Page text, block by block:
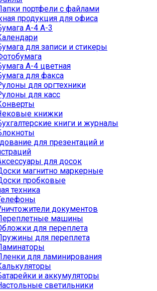
портфели с файлами
продукция для офиса
А-4 А-3
для записи и стикеры
А-4 цветная
для факса
для оргтехники
для касс
книжки
книги и журналы
для презентаций и
для досок
магнитно маркерные
пробковые
техника
документов
машины
для переплета
для переплета
для ламинирования
и аккумуляторы
светильники